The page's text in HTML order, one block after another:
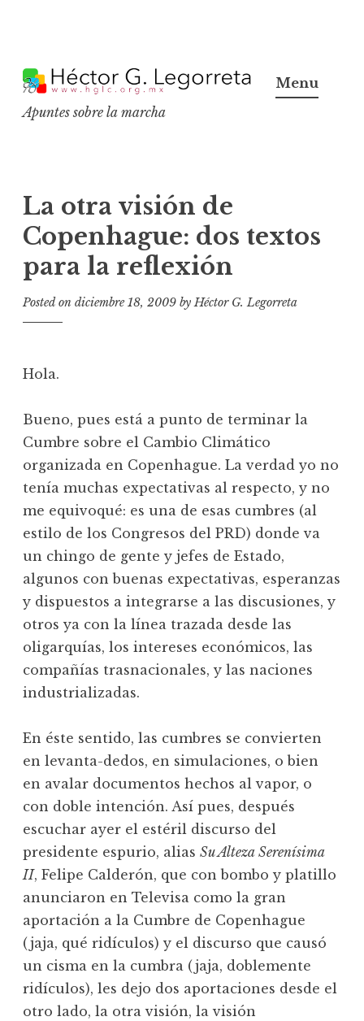
k
p
c
o
n
t
e
n
Apuntes sobre la marcha
Menu
La otra visión de
Copenhague: dos textos
para la reflexión
Posted on diciembre 18, 2009 byHéctor G. Legorreta
Hola.
Bueno, pues está a punto de terminar la
Cumbre sobre el Cambio Climático
organizada en Copenhague. La verdad yo no
tenía muchas expectativas al respecto, y no
me equivoqué: es una de esas cumbres (al
estilo de los Congresos del PRD) donde va
un chingo de gente y jefes de Estado,
algunos con buenas expectativas, esperanzas
y dispuestos a integrarse a las discusiones, y
otros ya con la línea trazada desde las
oligarquías, los intereses económicos, las
compañías trasnacionales, y las naciones
industrializadas.
En éste sentido, las cumbres se convierten
en levanta-dedos, en simulaciones, o bien
en avalar documentos hechos al vapor, o
con doble intención. Así pues, después
escuchar ayer el estéril discurso del
presidente espurio, alias Su Alteza Serenísima
II, Felipe Calderón, que con bombo y platillo
anunciaron en Televisa como la gran
aportación a la Cumbre de Copenhague
(jaja, qué ridículos) y el discurso que causó
un cisma en la cumbra (jaja, doblemente
ridículos), les dejo dos aportaciones desde el
otro lado, la otra visión, la visión